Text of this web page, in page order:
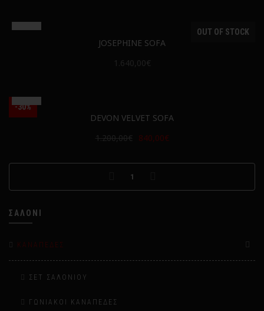
OUT OF STOCK
JOSEPHINE SOFA
1.640,00€
-30%
DEVON VELVET SOFA
1.200,00€
840,00€
1
ΣΑΛΌΝΙ
ΚΑΝΑΠΈΔΕΣ
ΣΕΤ ΣΑΛΟΝΙΟΎ
ΓΩΝΙΑΚΟΊ ΚΑΝΑΠΈΔΕΣ